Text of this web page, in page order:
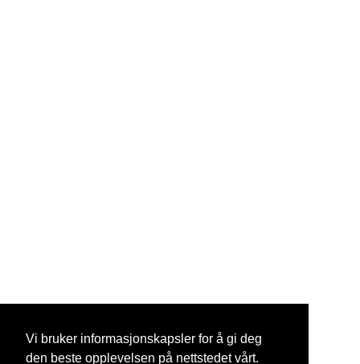
Vi bruker informasjonskapsler for å gi deg
den beste opplevelsen på nettstedet vårt.